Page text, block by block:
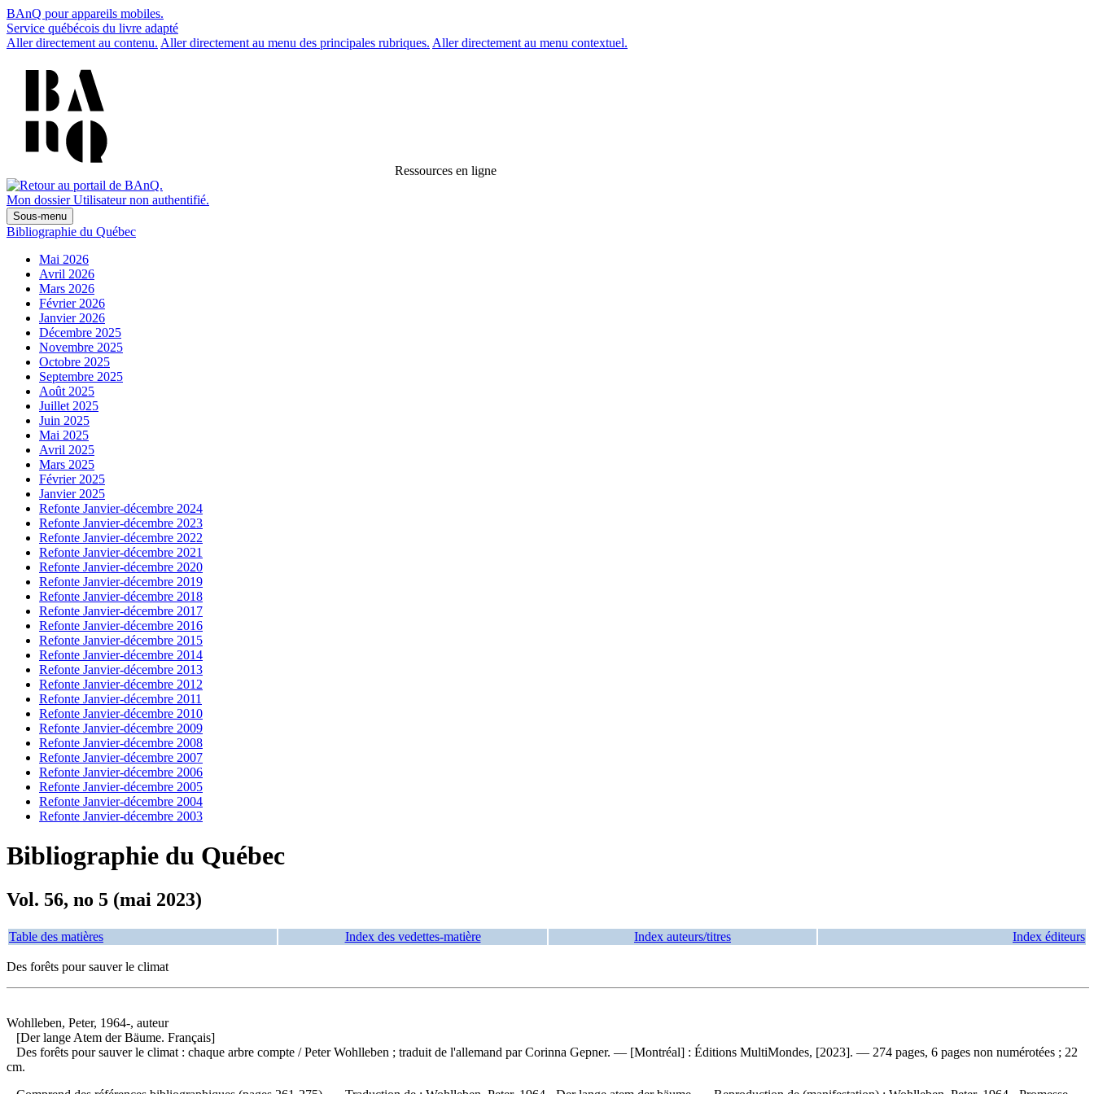
BAnQ pour appareils mobiles.
Service québécois du livre adapté
Aller directement au contenu. Aller directement au menu des principales rubriques. Aller directement au menu contextuel.
Ressources en ligne
Mon dossier Utilisateur non authentifié.
Sous-menu
Bibliographie du Québec
Mai 2026
Avril 2026
Mars 2026
Février 2026
Janvier 2026
Décembre 2025
Novembre 2025
Octobre 2025
Septembre 2025
Août 2025
Juillet 2025
Juin 2025
Mai 2025
Avril 2025
Mars 2025
Février 2025
Janvier 2025
Refonte Janvier-décembre 2024
Refonte Janvier-décembre 2023
Refonte Janvier-décembre 2022
Refonte Janvier-décembre 2021
Refonte Janvier-décembre 2020
Refonte Janvier-décembre 2019
Refonte Janvier-décembre 2018
Refonte Janvier-décembre 2017
Refonte Janvier-décembre 2016
Refonte Janvier-décembre 2015
Refonte Janvier-décembre 2014
Refonte Janvier-décembre 2013
Refonte Janvier-décembre 2012
Refonte Janvier-décembre 2011
Refonte Janvier-décembre 2010
Refonte Janvier-décembre 2009
Refonte Janvier-décembre 2008
Refonte Janvier-décembre 2007
Refonte Janvier-décembre 2006
Refonte Janvier-décembre 2005
Refonte Janvier-décembre 2004
Refonte Janvier-décembre 2003
Bibliographie du Québec
Vol. 56, no 5 (mai 2023)
Table des matières Index des vedettes-matière Index auteurs/titres Index éditeurs
Des forêts pour sauver le climat
Wohlleben, Peter, 1964-, auteur
[Der lange Atem der Bäume. Français]
Des forêts pour sauver le climat : chaque arbre compte / Peter Wohlleben ; traduit de l'allemand par Corinna Gepner. — [Montréal] : Éditions MultiMondes, [2023]. — 274 pages, 6 pages non numérotées ; 22
cm.